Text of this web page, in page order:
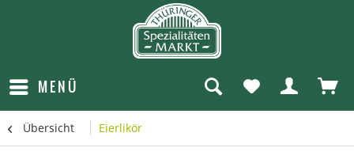
MENÜ
Übersicht Eierlikör